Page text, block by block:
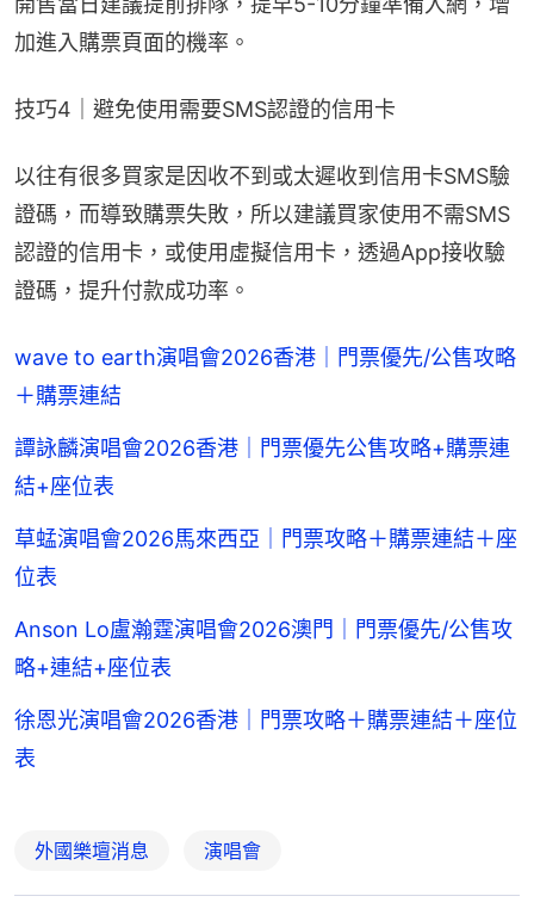
加進入購票頁面的機率。
技巧4｜避免使用需要SMS認證的信用卡
以往有很多買家是因收不到或太遲收到信用卡SMS驗
證碼，而導致購票失敗，所以建議買家使用不需SMS
認證的信用卡，或使用虛擬信用卡，透過App接收驗
證碼，提升付款成功率。
wave to earth演唱會2026香港｜門票優先/公售攻略
＋購票連結
譚詠麟演唱會2026香港｜門票優先公售攻略+購票連
結+座位表
草蜢演唱會2026馬來西亞｜門票攻略＋購票連結＋座
位表
Anson Lo盧瀚霆演唱會2026澳門｜門票優先/公售攻
略+連結+座位表
徐恩光演唱會2026香港｜門票攻略＋購票連結＋座位
表
外國樂壇消息 演唱會